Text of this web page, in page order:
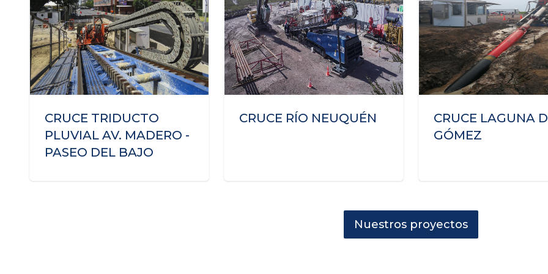
CRUCE TRIDUCTO
PLUVIAL AV. MADERO -
PASEO DEL BAJO
CRUCE RÍO NEUQUÉN
CRUCE LAGUNA
GÓMEZ
Nuestros proyectos